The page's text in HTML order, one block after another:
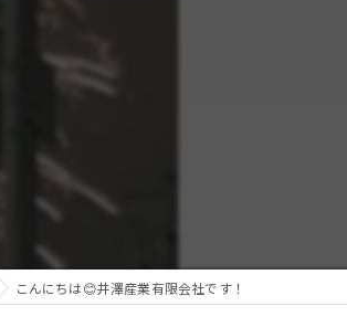
コラム
こんにちは😊井澤産業有限会社です！